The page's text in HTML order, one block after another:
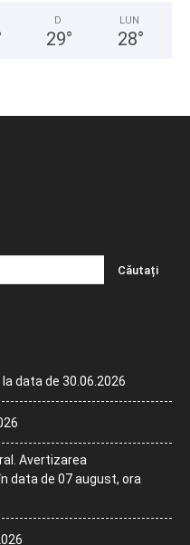
D
29°
LUN
28°
data de 30.06.2026
Avertizarea
data de 07 august, ora